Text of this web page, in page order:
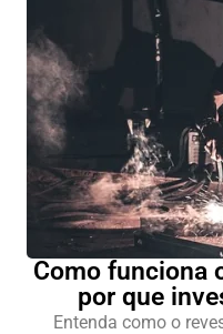
Como funciona
por que
Entenda como o